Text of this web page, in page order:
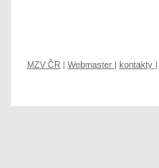
MZV ČR | Webmaster | kontakty |